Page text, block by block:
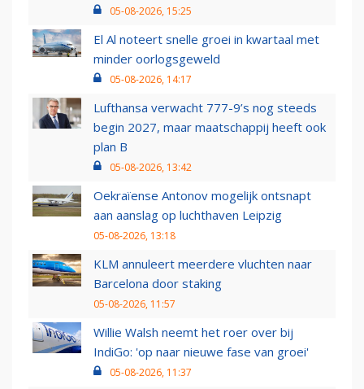
05-08-2026, 15:25
El Al noteert snelle groei in kwartaal met
minder oorlogsgeweld
05-08-2026, 14:17
Lufthansa verwacht 777-9’s nog steeds
begin 2027, maar maatschappij heeft ook
plan B
05-08-2026, 13:42
Oekraïense Antonov mogelijk ontsnapt
aan aanslag op luchthaven Leipzig
05-08-2026, 13:18
KLM annuleert meerdere vluchten naar
Barcelona door staking
05-08-2026, 11:57
Willie Walsh neemt het roer over bij
IndiGo: 'op naar nieuwe fase van groei'
05-08-2026, 11:37